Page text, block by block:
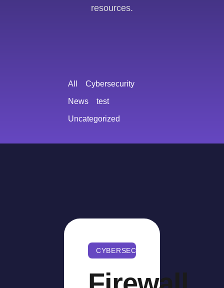
resources.
Cybersecurity
News test
Uncategorized
All
CYBERSECURITY